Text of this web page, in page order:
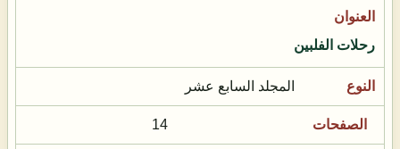
رحلات الفلبين
المجلد السابع عشر
14